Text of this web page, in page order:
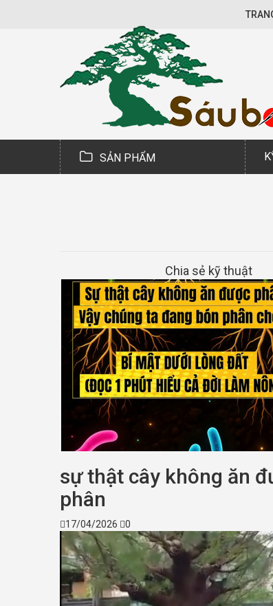
SẢN PHẨM
Chia sẻ kỹ thuật
sự thật cây không ăn
phân
17/04/2026 0